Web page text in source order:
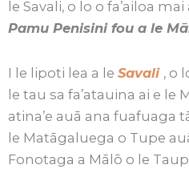
le Savali, o lo o fa’ailoa
Pamu Penisini fou a le
I le lipoti lea a le Savali , o
le tau sa fa’atauina ai e le
atina’e auā ana fuafuaga
le Matāgaluega o Tupe
Fonotaga a Mālō o le